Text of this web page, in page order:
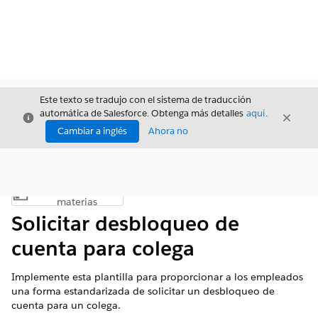
Cerrar
Este texto se tradujo con el sistema de traducción
automática de Salesforce. Obtenga más detalles aquí.
Cambiar a inglés
Ahora no
Cerrar
Mostrar índice de materias
materias
Solicitar desbloqueo de
cuenta para colega
Implemente esta plantilla para proporcionar a los empleados
una forma estandarizada de solicitar un desbloqueo de
cuenta para un colega.